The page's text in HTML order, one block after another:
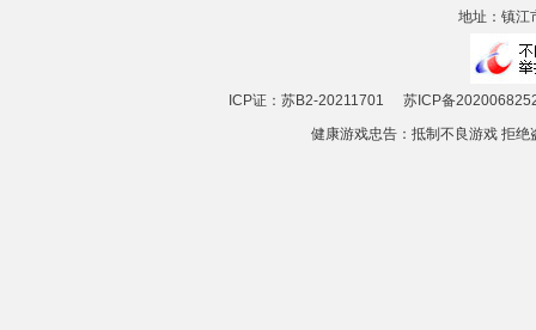
地址：镇江
ICP证：苏B2-20211701
苏ICP备
健康游戏忠告：抵制不良游戏 拒